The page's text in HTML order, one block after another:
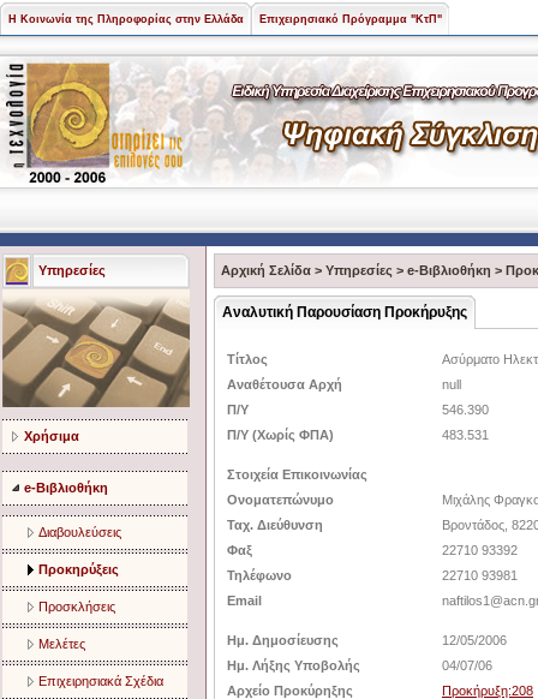
Η Κοινωνία της Πληροφορίας στην Ελλάδα Επιχειρησιακό Πρόγραμμα "ΚτΠ"
Υπηρεσίες
Χρήσιμα
e-Βιβλιοθήκη
Διαβουλεύσεις
Προκηρύξεις
Προσκλήσεις
Μελέτες
Επιχειρησιακά Σχέδια
Αρχική Σελίδα > Υπηρεσίες > e-Βιβλιοθήκη >
Αναλυτική Παρουσίαση Προκήρυξης
Τίτλος
Ασύρματο
Αναθέτουσα Αρχή
null
Π/Υ
546.390
Π/Υ (Χωρίς ΦΠΑ)
483.531
Στοιχεία Επικοινωνίας
Ονοματεπώνυμο
Μιχάλης
Ταχ. Διεύθυνση
Βροντάδος,
Φαξ
22710 93392
Τηλέφωνο
22710 93981
Email
Ημ. Δημοσίευσης
12/05/2006
Ημ. Λήξης Υποβολής
04/07/06
Αρχείο Προκύρηξης
Προκήρυξη:208